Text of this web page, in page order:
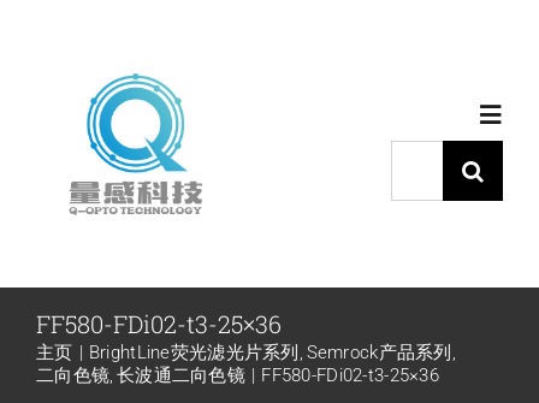
产品中心
代理品牌
索：
FF580-FDi02-t3-25×36
主页 BrightLine荧光滤光片系列
Semrock产品系列
二向色镜 长波通二向色镜 FF580-FDi02-t3-25×36